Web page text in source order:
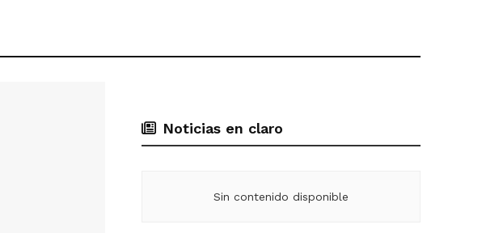
Noticias en claro
Sin contenido disponible